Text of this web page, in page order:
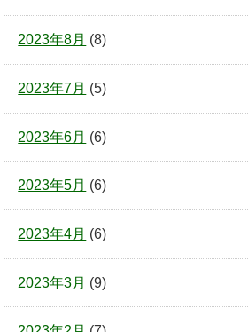
2023年8月 (8)
2023年7月 (5)
2023年6月 (6)
2023年5月 (6)
2023年4月 (6)
2023年3月 (9)